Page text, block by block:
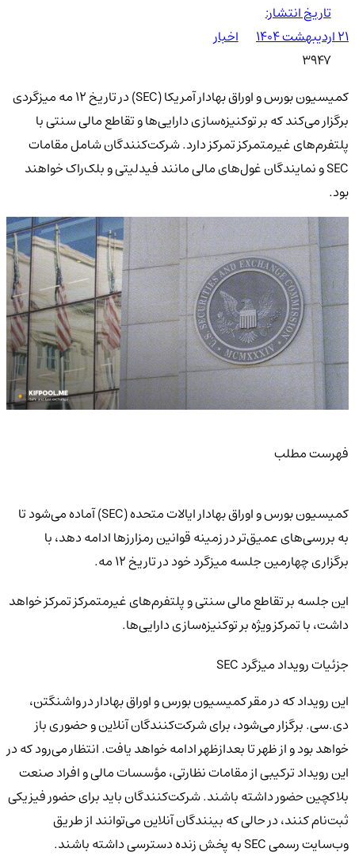
تاریخ انتشار:
۲۱ اردیبهشت ۱۴۰۴
اخبار
3947
کمیسیون بورس و اوراق بهادار آمریکا (SEC) در تاریخ ۱۲ مه میزگردی
برگزار می‌کند که بر توکنیزه‌سازی دارایی‌ها و تقاطع مالی سنتی با
پلتفرم‌های غیرمتمرکز تمرکز دارد. شرکت‌کنندگان شامل مقامات
SEC و نمایندگان غول‌های مالی مانند فیدلیتی و بلک‌راک خواهند
بود.
فهرست مطلب
کمیسیون بورس و اوراق بهادار ایالات متحده (SEC) آماده می‌شود تا
به بررسی‌های عمیق‌تر در زمینه قوانین رمزارزها ادامه دهد، با
برگزاری چهارمین جلسه میزگرد خود در تاریخ ۱۲ مه.
این جلسه بر تقاطع مالی سنتی و پلتفرم‌های غیرمتمرکز تمرکز خواهد
داشت، با تمرکز ویژه بر توکنیزه‌سازی دارایی‌ها.
جزئیات رویداد میزگرد SEC
این رویداد که در مقر کمیسیون بورس و اوراق بهادار در واشنگتن،
دی.سی. برگزار می‌شود، برای شرکت‌کنندگان آنلاین و حضوری باز
خواهد بود و از ظهر تا بعدازظهر ادامه خواهد یافت. انتظار می‌رود که در
این رویداد ترکیبی از مقامات نظارتی، مؤسسات مالی و افراد صنعت
بلاکچین حضور داشته باشند. شرکت‌کنندگان باید برای حضور فیزیکی
ثبت‌نام کنند، در حالی که بینندگان آنلاین می‌توانند از طریق
وب‌سایت رسمی SEC به پخش زنده دسترسی داشته باشند.